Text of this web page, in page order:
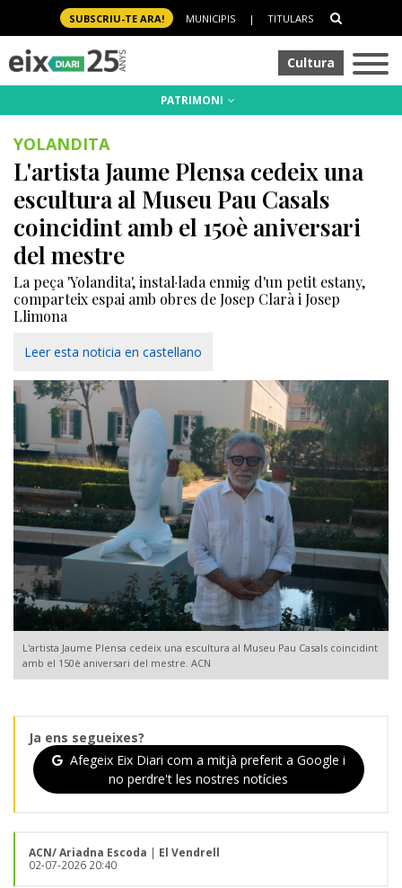
SUBSCRIU-TE ARA! MUNICIPIS | TITULARS
Cultura
PATRIMONI
YOLANDITA
L'artista Jaume Plensa cedeix una
escultura al Museu Pau Casals
coincidint amb el 150è aniversari
del mestre
La peça 'Yolandita', instal·lada enmig d'un petit estany,
comparteix espai amb obres de Josep Clarà i Josep
Llimona
Leer esta noticia en castellano
L'artista Jaume Plensa cedeix una escultura al Museu Pau Casals coincidint
amb el 150è aniversari del mestre. ACN
Ja ens segueixes?
Afegeix Eix Diari com a mitjà preferit a Google i
no perdre't les nostres notícies
ACN/ Ariadna Escoda | El Vendrell
02-07-2026 20:40